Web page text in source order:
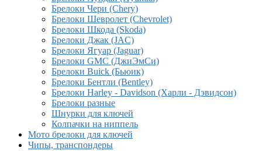
Брелоки Чери (Chery)
Брелоки Шевролет (Chevrolet)
Брелоки Шкода (Skoda)
Брелоки Джак (JAC)
Брелоки Ягуар (Jaguar)
Брелоки GMC (ДжиЭмСи)
Брелоки Buick (Бьюик)
Брелоки Бентли (Bentley)
Брелоки Harley - Davidson (Харли - Дэвидсон)
Брелоки разные
Шнурки для ключей
Колпачки на ниппель
Мото брелоки для ключей
Чипы, транспондеры